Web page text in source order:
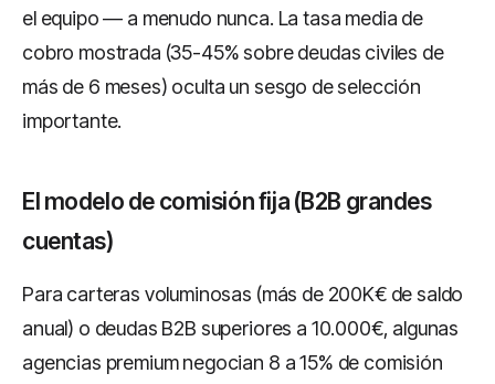
el equipo — a menudo nunca. La tasa media de
cobro mostrada (35-45% sobre deudas civiles de
más de 6 meses) oculta un sesgo de selección
importante.
El modelo de comisión fija (B2B grandes
cuentas)
Para carteras voluminosas (más de 200K€ de saldo
anual) o deudas B2B superiores a 10.000€, algunas
agencias premium negocian 8 a 15% de comisión